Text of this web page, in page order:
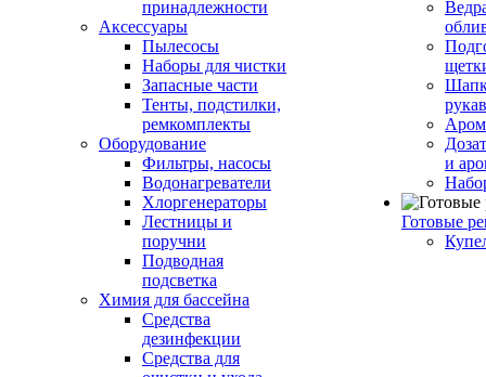
принадлежности
Аксессуары
Пылесосы
Наборы для чистки
Запасные части
Тенты, подстилки,
ремкомплекты
Оборудование
Фильтры, насосы
Водонагреватели
Хлоргенераторы
Лестницы и
поручни
Подводная
подсветка
Химия для бассейна
Средства
дезинфекции
Средства для
и
Готовые